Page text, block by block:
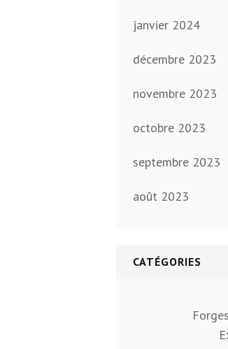
janvier 2024
décembre 2023
novembre 2023
octobre 2023
septembre 2023
août 2023
CATÉGORIES